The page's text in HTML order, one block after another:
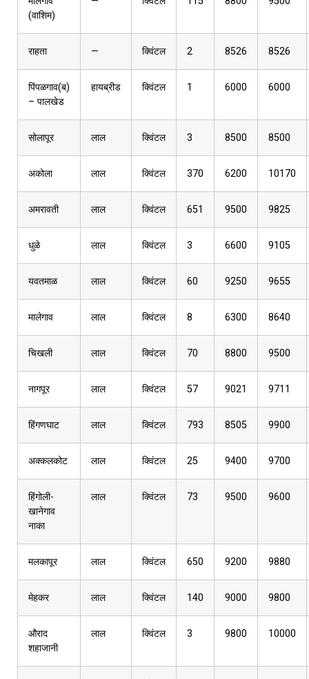
(वाशिम)
राहता — क्विंटल 2 8526 8526
पिंपळगाव(ब)
– पालखेड
हायब्रीड क्विंटल 1 6000 6000
सोलापूर लाल क्विंटल 3 8500 8500
अकोला लाल क्विंटल 370 6200 10170
अमरावती लाल क्विंटल 651 9500 9825
धुळे लाल क्विंटल 3 6600 9105
यवतमाळ लाल क्विंटल 60 9250 9655
मालेगाव लाल क्विंटल 8 6300 8640
चिखली लाल क्विंटल 70 8800 9500
नागपूर लाल क्विंटल 57 9021 9711
हिंगणघाट लाल क्विंटल 793 8505 9900
अक्कलकोट लाल क्विंटल 25 9400 9700
हिंगोली-
खानेगाव
नाका
लाल क्विंटल 73 9500 9600
मलकापूर लाल क्विंटल 650 9200 9880
मेहकर लाल क्विंटल 140 9000 9800
औराद
शहाजानी
लाल क्विंटल 3 9800 10000